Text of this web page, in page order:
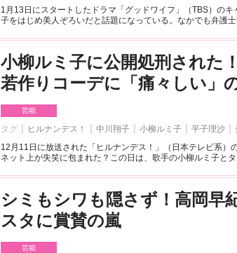
1月13日にスタートしたドラマ「グッドワイフ」（TBS）の
子をはじめ美人ぞろいだと話題になっている。なかでも弁護
小柳ルミ子に公開処刑された
若作りコーデに「痛々しい」
芸能
タグ ヒルナンデス！ 中川翔子 小柳ルミ子 平子理沙
12月11日に放送された「ヒルナンデス！」（日本テレビ系）
ネット上が失笑に包まれた？この日は、歌手の小柳ルミ子と
シミもシワも隠さず！高岡早
スタに賞賛の嵐
芸能